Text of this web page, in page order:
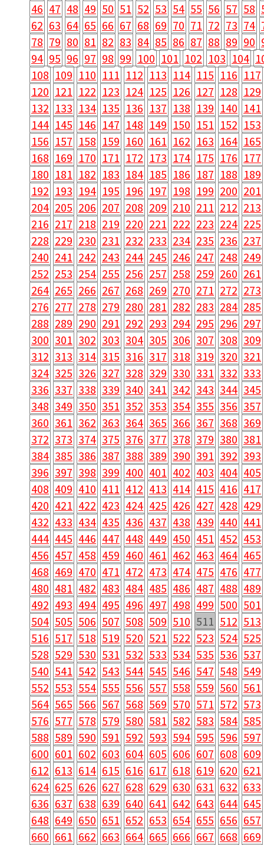
46 47 48 49 50 51 52 53 54 55 56 57 58
62 63 64 65 66 67 68 69 70 71 72 73 74
78 79 80 81 82 83 84 85 86 87 88 89 90
94 95 96 97 98 99 100 101 102 103 104
108 109 110 111 112 113 114 115 116 117
120 121 122 123 124 125 126 127 128 129
132 133 134 135 136 137 138 139 140 141
144 145 146 147 148 149 150 151 152 153
156 157 158 159 160 161 162 163 164 165
168 169 170 171 172 173 174 175 176 177
180 181 182 183 184 185 186 187 188 189
192 193 194 195 196 197 198 199 200 201
204 205 206 207 208 209 210 211 212 213
216 217 218 219 220 221 222 223 224 225
228 229 230 231 232 233 234 235 236 237
240 241 242 243 244 245 246 247 248 249
252 253 254 255 256 257 258 259 260 261
264 265 266 267 268 269 270 271 272 273
276 277 278 279 280 281 282 283 284 285
288 289 290 291 292 293 294 295 296 297
300 301 302 303 304 305 306 307 308 309
312 313 314 315 316 317 318 319 320 321
324 325 326 327 328 329 330 331 332 333
336 337 338 339 340 341 342 343 344 345
348 349 350 351 352 353 354 355 356 357
360 361 362 363 364 365 366 367 368 369
372 373 374 375 376 377 378 379 380 381
384 385 386 387 388 389 390 391 392 393
396 397 398 399 400 401 402 403 404 405
408 409 410 411 412 413 414 415 416 417
420 421 422 423 424 425 426 427 428 429
432 433 434 435 436 437 438 439 440 441
444 445 446 447 448 449 450 451 452 453
456 457 458 459 460 461 462 463 464 465
468 469 470 471 472 473 474 475 476 477
480 481 482 483 484 485 486 487 488 489
492 493 494 495 496 497 498 499 500 501
504 505 506 507 508 509 510 511 512 513
516 517 518 519 520 521 522 523 524 525
528 529 530 531 532 533 534 535 536 537
540 541 542 543 544 545 546 547 548 549
552 553 554 555 556 557 558 559 560 561
564 565 566 567 568 569 570 571 572 573
576 577 578 579 580 581 582 583 584 585
588 589 590 591 592 593 594 595 596 597
600 601 602 603 604 605 606 607 608 609
612 613 614 615 616 617 618 619 620 621
624 625 626 627 628 629 630 631 632 633
636 637 638 639 640 641 642 643 644 645
648 649 650 651 652 653 654 655 656 657
660 661 662 663 664 665 666 667 668 669